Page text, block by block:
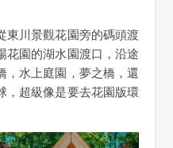
東川景觀花園旁的碼頭渡
花園的湖水園渡口，沿途
，水上庭園，夢之橋，還
，超級像是要去花園版環